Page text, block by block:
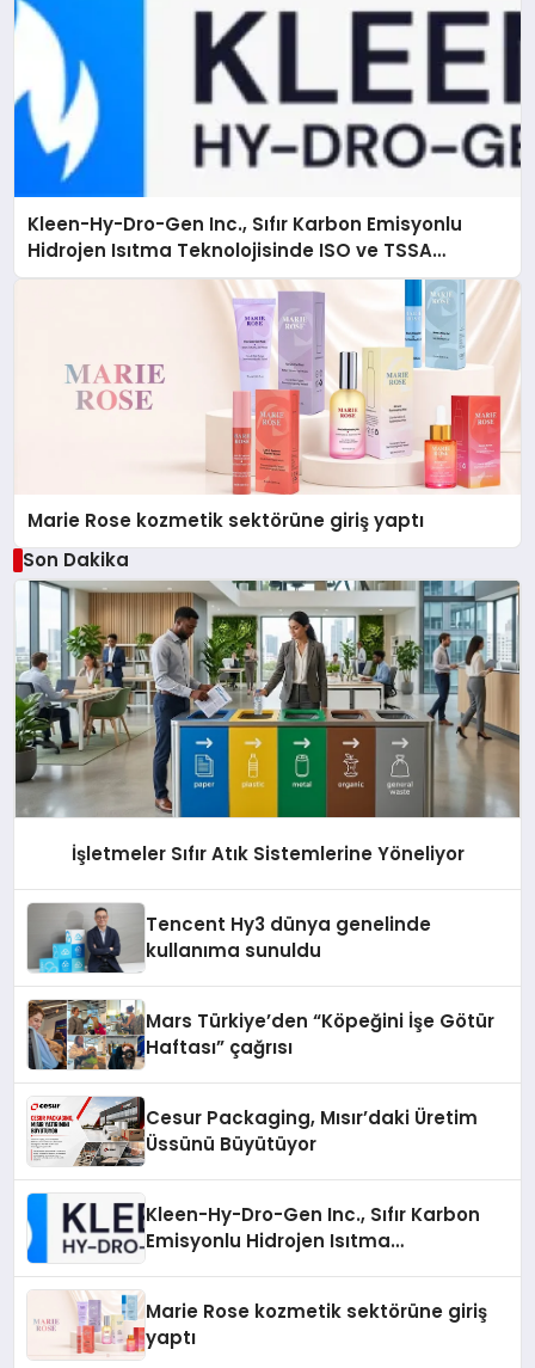
Kleen-Hy-Dro-Gen Inc., Sıfır Karbon Emisyonlu
Hidrojen Isıtma Teknolojisinde ISO ve TSSA
Düzenleyici Onaylarını Aldı
Marie Rose kozmetik sektörüne giriş yaptı
Son Dakika
İşletmeler Sıfır Atık Sistemlerine Yöneliyor
Tencent Hy3 dünya genelinde
kullanıma sunuldu
Mars Türkiye’den “Köpeğini İşe Götür
Haftası” çağrısı
Cesur Packaging, Mısır’daki Üretim
Üssünü Büyütüyor
Kleen-Hy-Dro-Gen Inc., Sıfır Karbon
Emisyonlu Hidrojen Isıtma
Marie Rose kozmetik sektörüne giriş
yaptı